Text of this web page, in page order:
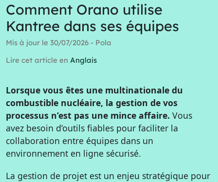
Comment Orano utilise
Kantree dans ses équipes
Mis à jour le 30/07/2026 - Pola
Lire cet article en Anglais
Lorsque vous êtes une multinationale du
combustible nucléaire, la gestion de vos
processus n’est pas une mince affaire. Vous
avez besoin d’outils fiables pour faciliter la
collaboration entre équipes dans un
environnement en ligne sécurisé.
La gestion de projet est un enjeu stratégique pour